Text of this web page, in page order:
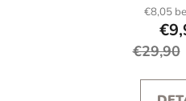
€8,05
€29,90